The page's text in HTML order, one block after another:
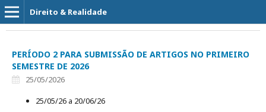
Direito & Realidade
PERÍODO 2 PARA SUBMISSÃO DE ARTIGOS NO PRIMEIRO
SEMESTRE DE 2026
25/05/2026
25/05/26 a 20/06/26